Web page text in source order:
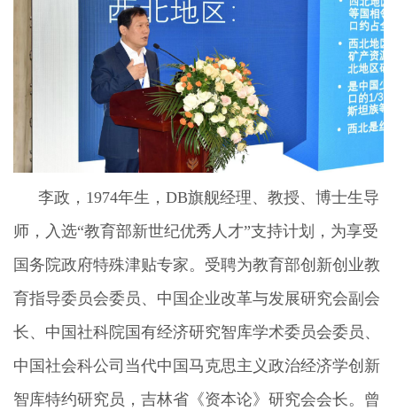
李政，1974年生，DB旗舰经理、教授、博士生导
师，入选“教育部新世纪优秀人才”支持计划，为享受
国务院政府特殊津贴专家。受聘为教育部创新创业教
育指导委员会委员、中国企业改革与发展研究会副会
长、中国社科院国有经济研究智库学术委员会委员、
中国社会科公司当代中国马克思主义政治经济学创新
智库特约研究员，吉林省《资本论》研究会会长。曾